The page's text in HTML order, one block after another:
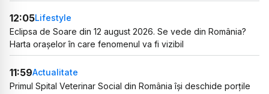
12:05Lifestyle
Eclipsa de Soare din 12 august 2026. Se vede din România?
Harta orașelor în care fenomenul va fi vizibil
11:59Actualitate
Primul Spital Veterinar Social din România își deschide porțile